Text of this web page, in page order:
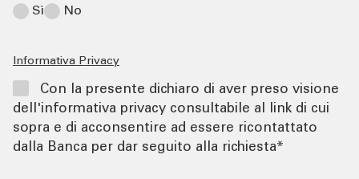
Sì No
Informativa Privacy
Con la presente dichiaro di aver preso visione
dell'informativa privacy consultabile al link di cui
sopra e di acconsentire ad essere ricontattato
dalla Banca per dar seguito alla richiesta*